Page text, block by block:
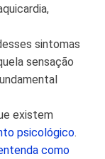
sintomas
sensação
existem
psicológico.
como